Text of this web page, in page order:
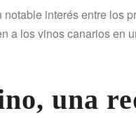
interés entre los
a los vinos canarios en
una